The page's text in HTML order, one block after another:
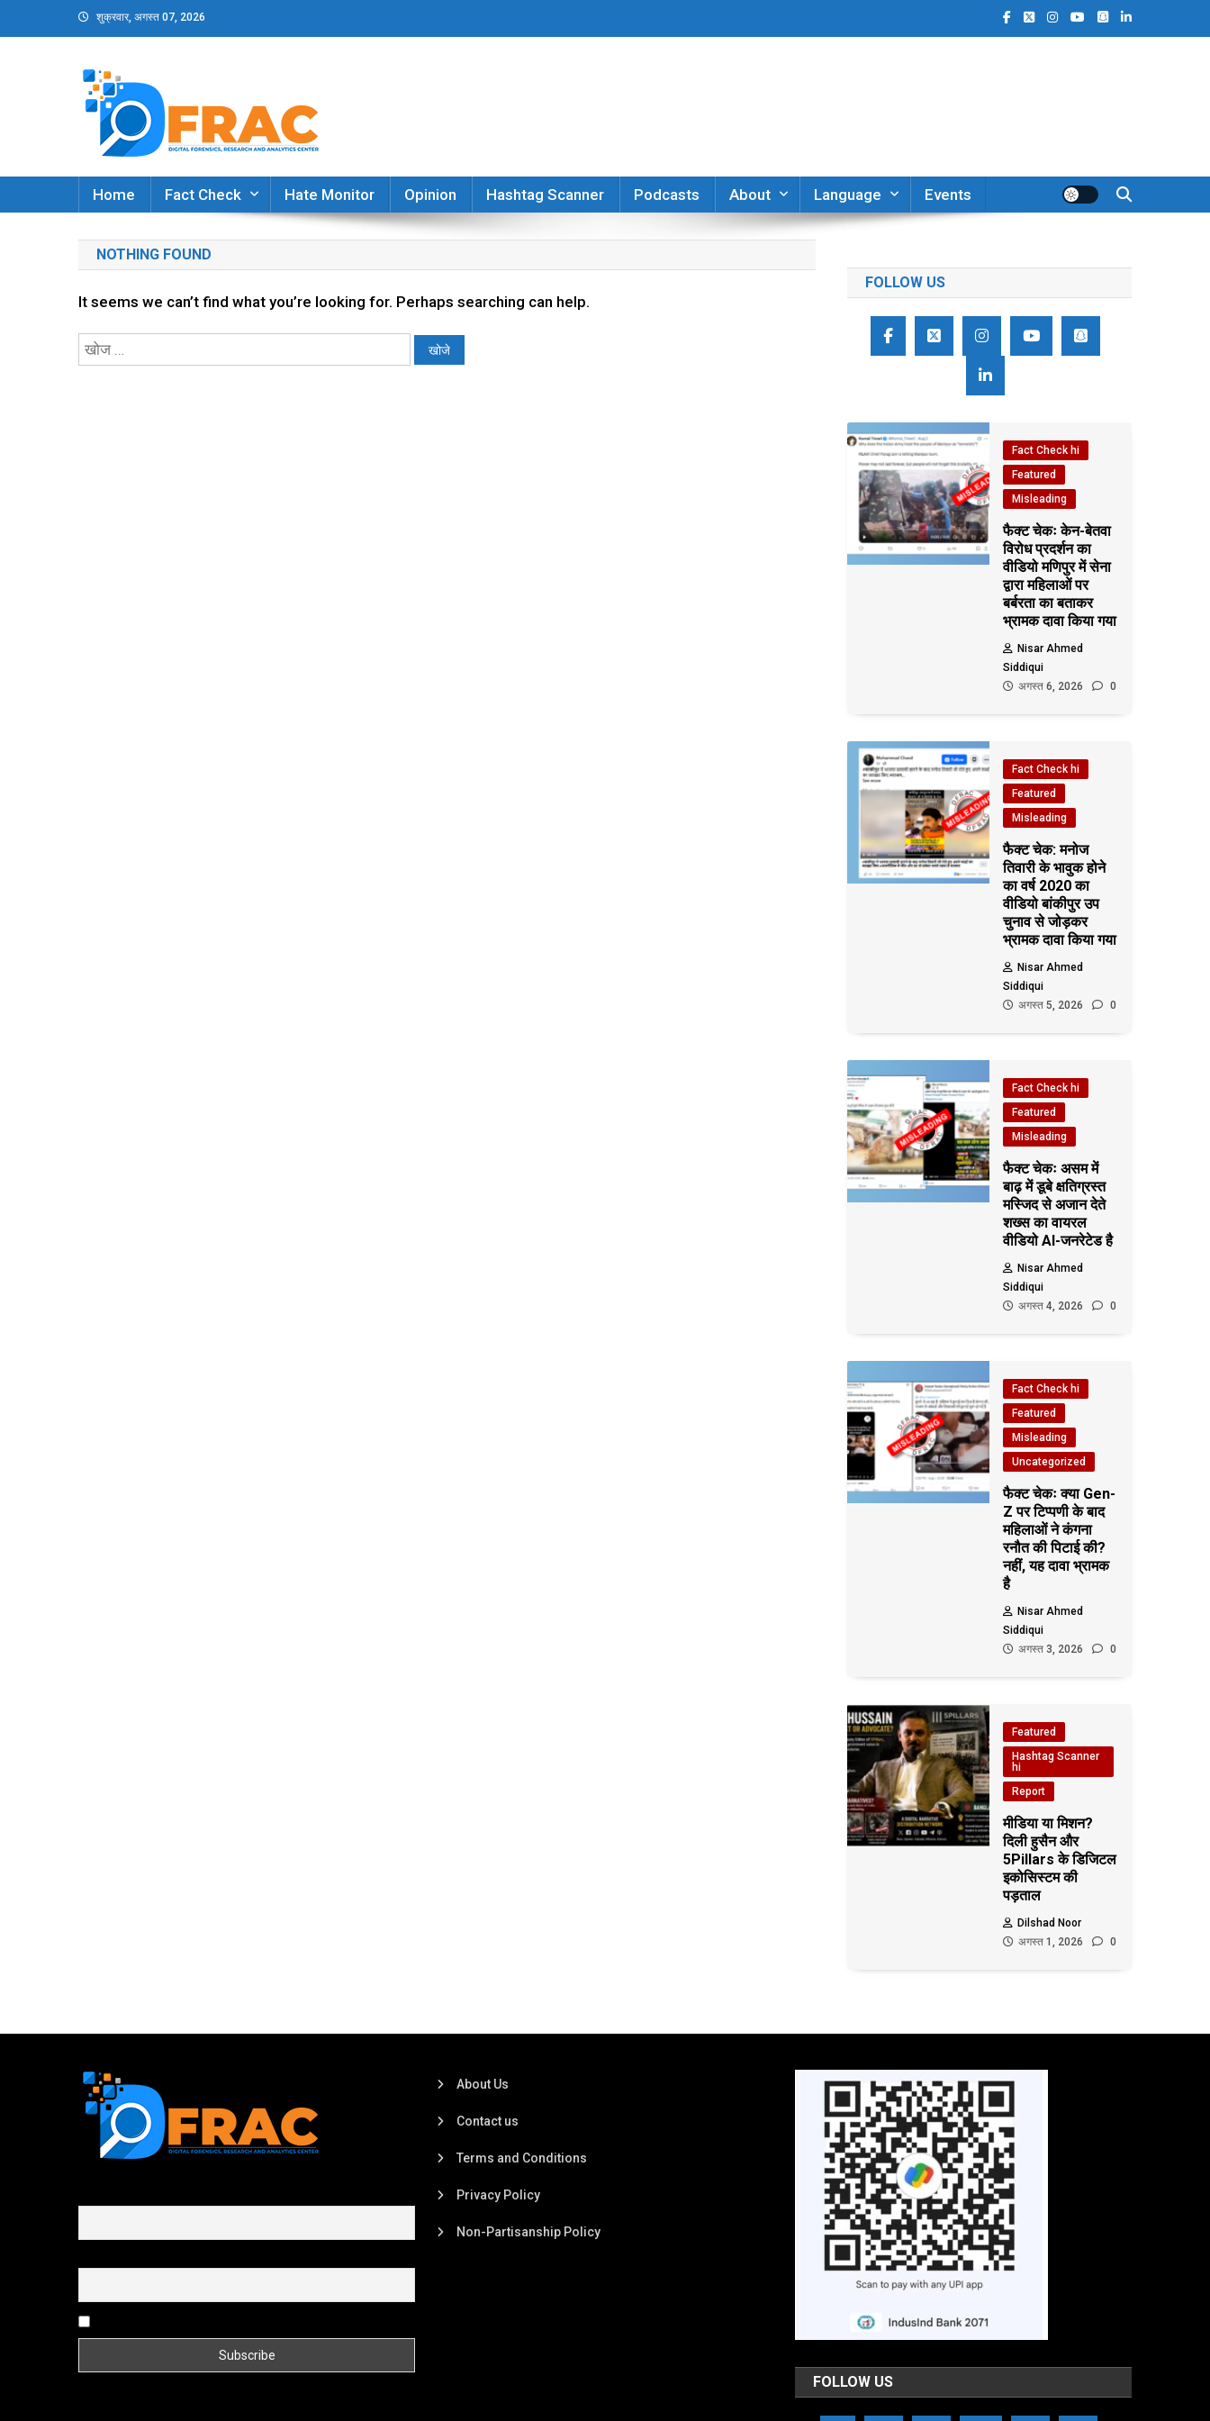
to
शुक्रवार, अगस्त 07, 2026
DFRAC_ORG
Digital Forensics, Research and Analytics Center
Home
Fact Check Hate Monitor Opinion Hashtag Scanner Podcasts About Language Events
NOTHING FOUND
It seems we can’t find what you’re looking for. Perhaps searching can help.
निम्न
FOLLOW US
Fact Check hi
Featured
Misleading
फैक्ट चेकः केन-बेतवा
विरोध प्रदर्शन का
वीडियो मणिपुर में सेना
द्वारा महिलाओं पर
बर्बरता का बताकर
भ्रामक दावा किया गया
Nisar Ahmed
Siddiqui
अगस्त 6, 2026
0
Fact Check hi
Featured
Misleading
फैक्ट चेक: मनोज
तिवारी के भावुक होने
का वर्ष 2020 का
वीडियो बांकीपुर उप
चुनाव से जोड़कर
भ्रामक दावा किया गया
Nisar Ahmed
Siddiqui
अगस्त 5, 2026
0
Fact Check hi
Featured
Misleading
फैक्ट चेकः असम में
बाढ़ में डूबे क्षतिग्रस्त
मस्जिद से अजान देते
शख्स का वायरल
वीडियो AI-जनरेटेड है
Nisar Ahmed
Siddiqui
अगस्त 4, 2026
0
Fact Check hi
Featured
Misleading
Uncategorized
फैक्ट चेकः क्या Gen-
Z पर टिप्पणी के बाद
महिलाओं ने कंगना
रनौत की पिटाई की?
नहीं, यह दावा भ्रामक
है
Nisar Ahmed
Siddiqui
अगस्त 3, 2026
0
Featured
Hashtag Scanner
hi
Report
मीडिया या मिशन?
दिली हुसैन और
5Pillars के डिजिटल
इकोसिस्टम की
पड़ताल
Dilshad Noor
अगस्त 1, 2026
0
About Us
Contact us
Terms and Conditions
Privacy Policy
Non-Partisanship Policy
FOLLOW US